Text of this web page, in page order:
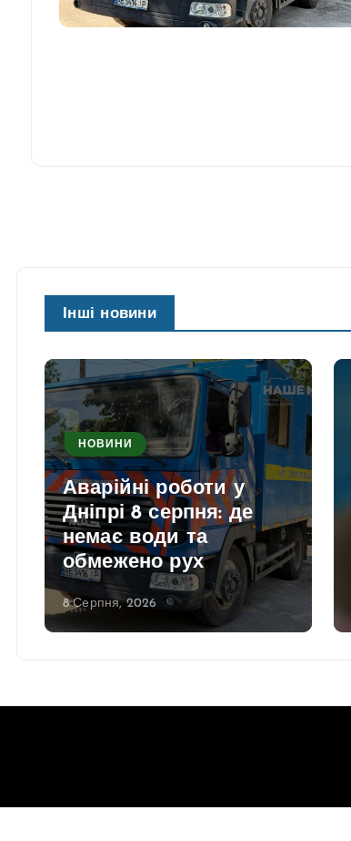
Інші новини
НОВИНИ
Аварійні роботи у
Дніпрі 8 серпня: де
немає води та
обмежено рух
8 Серпня, 2026